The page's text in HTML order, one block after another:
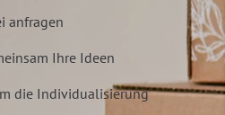
anfragen
Ihre Ideen
die Individualisierung